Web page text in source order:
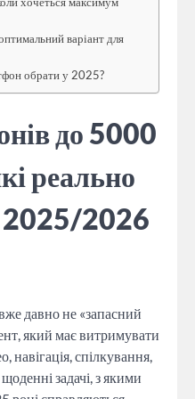
варіант для
обрати у 2025?
до 5000
реально
2025/2026
давно не «запасний
який має витримувати
навігація, спілкування,
задачі, з якими